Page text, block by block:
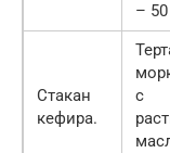
–
Стакан
кефира.
с